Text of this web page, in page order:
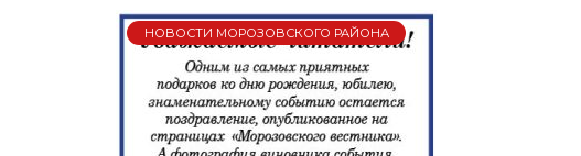
НОВОСТИ МОРОЗОВСКОГО РАЙОНА